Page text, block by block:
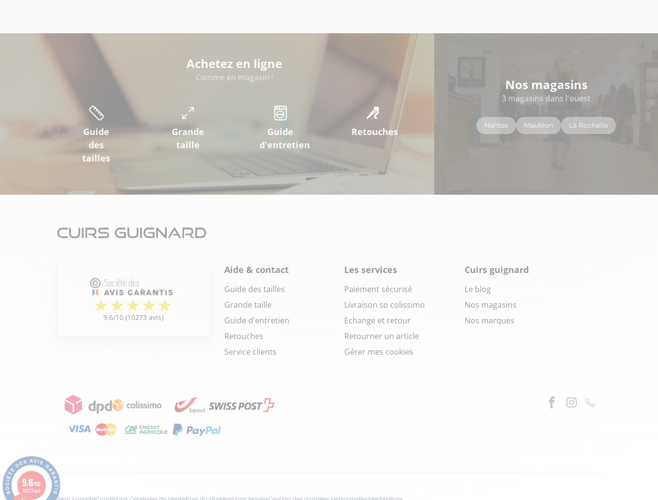
Achetez en ligne
Comme en magasin !
Guide
des
tailles
Grande
taille
Guide
d'entretien
Retouches
Nos magasins
3 magasins dans l'ouest
Nantes Mauléon La Rochelle
Aide & contact
Guide des tailles
Grande taille
Guide d'entretien
Retouches
Service clients
Les services
Paiement sécurisé
Livraison so colissimo
Echange et retour
Retourner un article
Gérer mes cookies
Cuirs guignard
Le blog
Nos magasins
Nos marques
9.6/10
10273 avis